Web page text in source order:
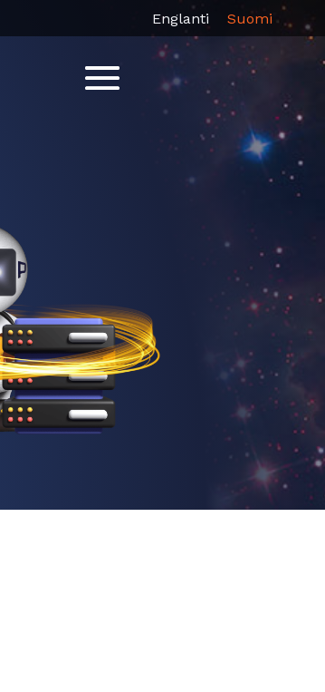
Englanti Suomi